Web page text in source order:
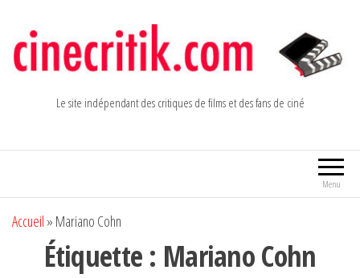
contenu
Le site indépendant des critiques de films et des fans de ciné
Menu
Accueil » Mariano Cohn
Étiquette : Mariano Cohn